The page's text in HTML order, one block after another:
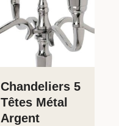
Chandeliers 5
Têtes Métal
Argent